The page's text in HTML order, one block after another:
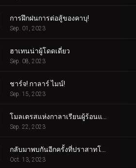
การฝึกฝนการต่อสู้ของคาบุ!
Sep. 01, 2023
ฮาเทนน่าผู้โดดเดี่ยว
Sep. 08, 2023
ชาร์จ! กาลาร์ ไมน์!
Sep. 15, 2023
Sep. 22, 2023
Oct. 13, 2023